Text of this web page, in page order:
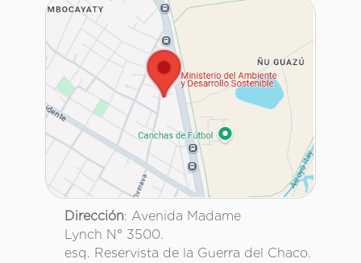
Dirección: Avenida Madame
Lynch N° 3500.
esq. Reservista de la Guerra del Chaco.